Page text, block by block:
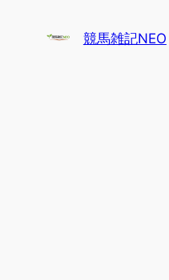
競馬雑記NEO